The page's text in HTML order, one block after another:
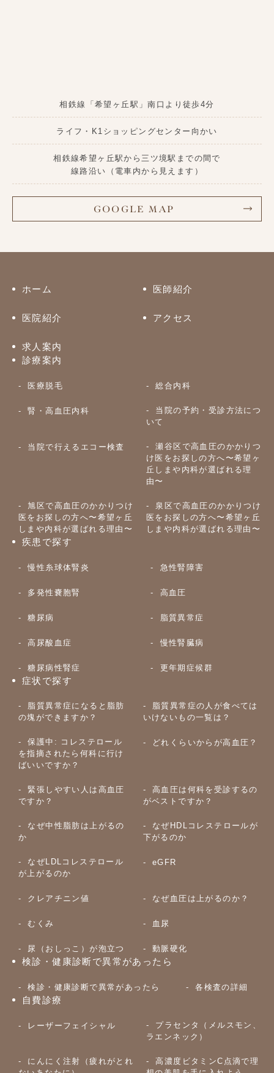
相鉄線「希望ヶ丘駅」南口より徒歩4分
ライフ・K1ショッピングセンター向かい
相鉄線希望ヶ丘駅から三ツ境駅までの間で
線路沿い
（電車内から見えます）
GOOGLE MAP
ホーム 医師紹介
医院紹介 アクセス
求人案内
診療案内
医療脱毛 総合内科
腎・高血圧内科
当院の予約・受診方法につ
いて
当院で行えるエコー検査
瀬谷区で高血圧のかかりつ
け医をお探しの方へ〜希望ヶ
丘しまや内科が選ばれる理
由〜
旭区で高血圧のかかりつけ
医をお探しの方へ〜希望ヶ丘
しまや内科が選ばれる理由〜
泉区で高血圧のかかりつけ
医をお探しの方へ〜希望ヶ丘
しまや内科が選ばれる理由〜
疾患で探す
慢性糸球体腎炎 急性腎障害
多発性嚢胞腎 高血圧
糖尿病 脂質異常症
高尿酸血症 慢性腎臓病
糖尿病性腎症 更年期症候群
症状で探す
脂質異常症になると脂肪
の塊ができますか？
脂質異常症の人が食べては
いけないもの一覧は？
保護中: コレステロール
を指摘されたら何科に行け
ばいいですか？
どれくらいからが高血圧？
緊張しやすい人は高血圧
ですか？
高血圧は何科を受診するの
がベストですか？
なぜ中性脂肪は上がるの
か
なぜHDLコレステロールが
下がるのか
なぜLDLコレステロール
が上がるのか
eGFR
クレアチニン値 なぜ血圧は上がるのか？
むくみ 血尿
尿（おしっこ）が泡立つ 動脈硬化
検診・健康診断で異常があったら
検診・健康診断で異常があったら 各検査の詳細
自費診療
レーザーフェイシャル
プラセンタ（メルスモン、
ラエンネック）
にんにく注射（疲れがとれ
高濃度ビタミンC点滴で理